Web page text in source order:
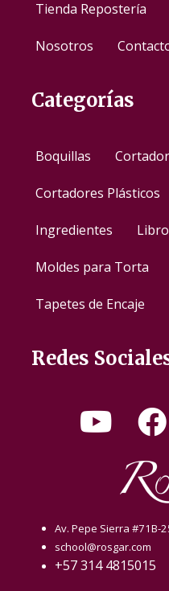
Tienda Repostería
Nosotros
Categorías
Boquillas
Cortadores Plásticos
Ingredientes
Moldes para Torta
Tapetes de Encaje
Redes
Av. Pepe Sierra #71B-
school@rosgar.com
+57 314 4815015